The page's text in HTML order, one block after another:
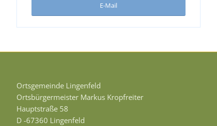
E-Mail
Ortsgemeinde Lingenfeld
Ortsbürgermeister Markus Kropfreiter
Hauptstraße 58
D -67360 Lingenfeld